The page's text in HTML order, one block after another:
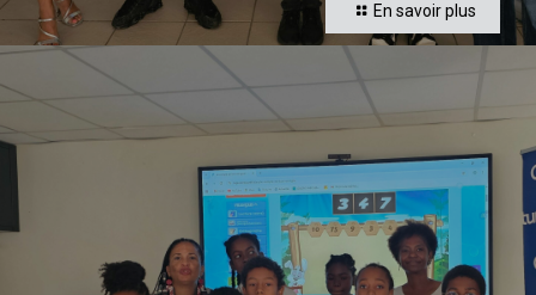
En savoir plus